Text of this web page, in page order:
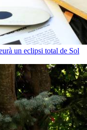
un eclipsi total de Sol